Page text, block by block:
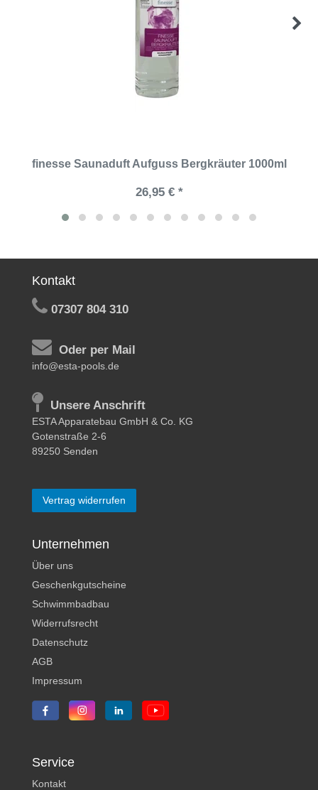
finesse Saunaduft Aufguss Bergkräuter 1000ml
26,95 € *
Kontakt
07307 804 310
Oder per Mail
info@esta-pools.de
Unsere Anschrift
ESTA Apparatebau GmbH & Co. KG
Gotenstraße 2-6
89250 Senden
Vertrag widerrufen
Unternehmen
Über uns
Geschenkgutscheine
Schwimmbadbau
Widerrufsrecht
Datenschutz
AGB
Impressum
Service
Kontakt